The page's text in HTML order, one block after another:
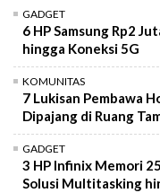
GADGET
6 HP Samsung Rp2
hingga Koneksi 5G
KOMUNITAS
7 Lukisan Pembawa
Dipajang di Ruang
GADGET
3 HP Infinix Memori
Solusi Multitasking